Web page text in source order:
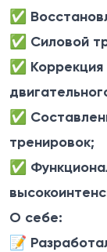
✅
✅ Силовой
✅
✅
тренировок;
✅
О себе:
📝